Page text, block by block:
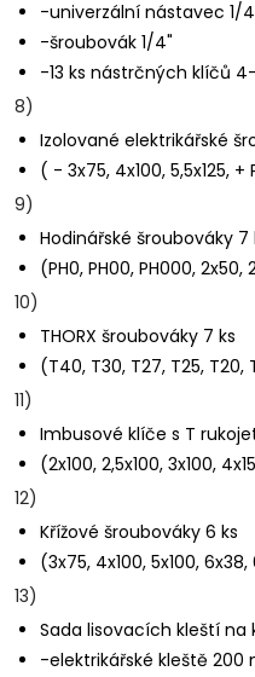
-univerzální nástavec 1/
-šroubovák 1/4"
-13 ks nástrčných klíčů
8)
Izolované elektrikářské
( - 3x75, 4x100, 5,5x125, +
9)
Hodinářské šroubováky 7
(PH0, PH00, PH000, 2x50,
10)
THORX šroubováky 7 ks
(T40, T30, T27, T25, T20,
11)
Imbusové klíče s T
(2x100, 2,5x100, 3x100,
12)
Křížové šroubováky 6 ks
(3x75, 4x100, 5x100,
13)
Sada lisovacích kleští na
-elektrikářské kleště 200